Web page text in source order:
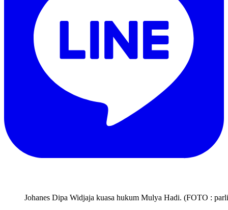
Johanes Dipa Widjaja kuasa hukum Mulya Hadi. (FOTO :